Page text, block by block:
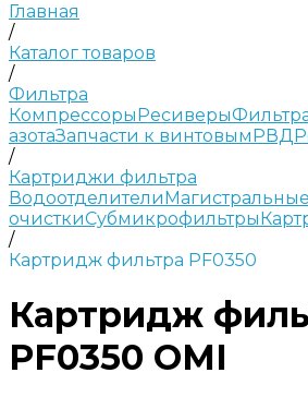
Главная
/
Каталог товаров
/
Фильтра
КомпрессорыРесиверы
азотаЗапчасти к винтовымРВД
/
Картриджи фильтра
ВодоотделителиМагистральные
очисткиСубмикрофильтры
/
Картридж фильтра PF0350
Картридж
PF0350 OMI